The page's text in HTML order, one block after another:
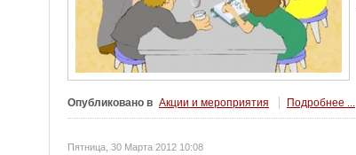
Опубликовано в Акции и мероприятия Подробнее ...
Пятница, 30 Марта 2012 10:08